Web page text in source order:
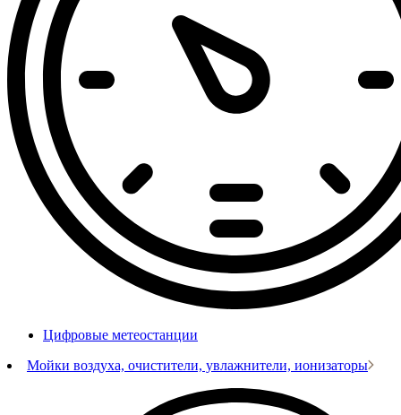
Цифровые метеостанции
Мойки воздуха, очистители, увлажнители, ионизаторы